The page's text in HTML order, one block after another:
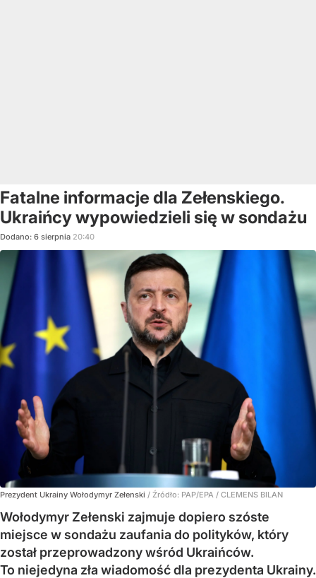
Fatalne informacje dla Zełenskiego.
Ukraińcy wypowiedzieli się w sondażu
Dodano: 6 sierpnia 20:40
Prezydent Ukrainy Wołodymyr Zełenski / Źródło: PAP/EPA / CLEMENS BILAN
Wołodymyr Zełenski zajmuje dopiero szóste
miejsce w sondażu zaufania do polityków, który
został przeprowadzony wśród Ukraińców.
To niejedyna zła wiadomość dla prezydenta Ukrainy.